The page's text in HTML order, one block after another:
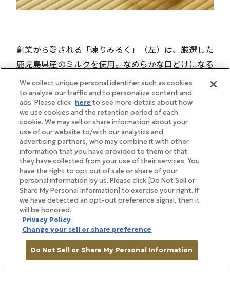
創業から愛される「煉りみるく」（左）は、厳選した
鹿児島県産のミルクを使用。なめらかな口どけになる
よう煉り上げられています。人気の「煉り抹茶」
（右）は、福岡県産の八女抹茶の香りと旨味、ほのか
な苦味がゆっくりと広がります。特製の白蜜とともに
ご堪能ください。その独特の食感と上品な味わいは、
鍋の中の素材と向き合い、杓子（しゃくし）から伝わ
る感覚を頼りに煉り上げる職人の技から生み出されて
います。
We collect unique personal identifier such as cookies
to analyze our traffic and to personalize content and
ads. Please click here to see more details about how
we use cookies and the retention period of each
cookie. We may sell or share information about your
use of our website to/with our analytics and
advertising partners, who may combine it with other
information that you have provided to them or that
they have collected from your use of their services. You
have the right to opt out of sale or share of your
personal information by us. Please click [Do Not Sell or
Share My Personal Information] to exercise your right. If
we have detected an opt-out preference signal, then it
will be honored.
Privacy Policy
Change your sell or share preference
Do Not Sell or Share My Personal Information